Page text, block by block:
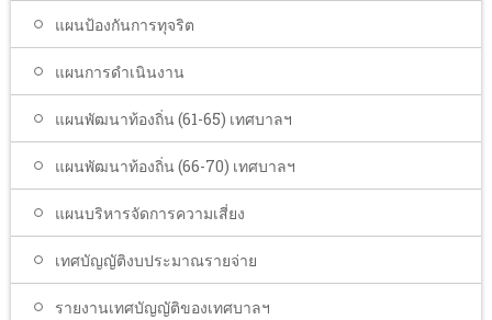
แผนป้องกันการทุจริต
แผนการดำเนินงาน
แผนพัฒนาท้องถิ่น (61-65) เทศบาลฯ
แผนพัฒนาท้องถิ่น (66-70) เทศบาลฯ
แผนบริหารจัดการความเสี่ยง
เทศบัญญัติงบประมาณรายจ่าย
รายงานเทศบัญญัติของเทศบาลฯ